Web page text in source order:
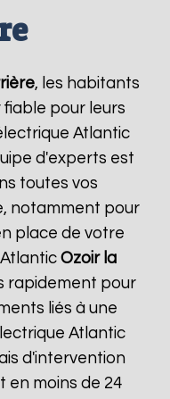
, les habitants
pour leurs
Atlantic
d'experts est
toutes vos
notamment pour
place de votre
Ozoir la
rapidement pour
liés à une
Atlantic
d'intervention
en moins de 24